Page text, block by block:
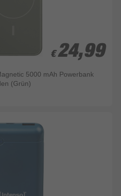
€ 24,99
€ 24,99
5000 mAh Powerbank
(Grün)